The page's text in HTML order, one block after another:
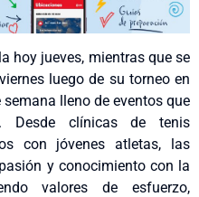
hoy jueves, mientras que se
luego de su torneo en
lleno de eventos que
Desde clínicas de tenis
con jóvenes atletas, las
y conocimiento con la
valores de esfuerzo,